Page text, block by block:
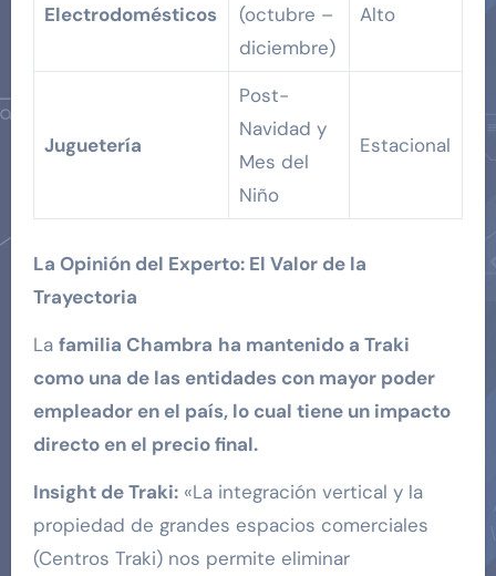
Electrodomésticos
(octubre –
diciembre)
Alto
Juguetería
Post-
Navidad y
Mes del
Niño
Estacional
La Opinión del Experto: El Valor de la
Trayectoria
La familia Chambra ha mantenido a Traki
como una de las entidades con mayor poder
empleador en el país, lo cual tiene un impacto
directo en el precio final.
Insight de Traki:«La integración vertical y la
propiedad de grandes espacios comerciales
(Centros Traki) nos permite eliminar